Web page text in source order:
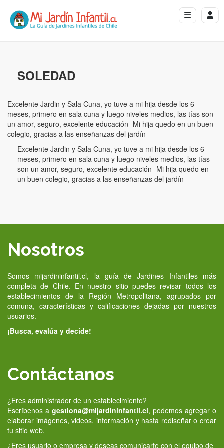
SOLEDAD
Excelente Jardin y Sala Cuna, yo tuve a mi hija desde los 6
meses, primero en sala cuna y luego niveles medios, las tías son
un amor, seguro, excelente educación- Mi hija quedo en un buen
colegio, gracias a las enseñanzas del jardín
Excelente Jardin y Sala Cuna, yo tuve a mi hija desde los 6
meses, primero en sala cuna y luego niveles medios, las tías
son un amor, seguro, excelente educación- Mi hija quedo en
un buen colegio, gracias a las enseñanzas del jardín
Nosotros
Somos mijardininfantil.cl, la guía de Jardines Infantiles más
completa de Chile. En nuestro sitio puedes revisar todos los
establecimientos de la Región Metropolitana, agrupados por
comuna, características y calificaciones dejadas por nuestros
usuarios.
¡Busca, evalúa y decide!
Contáctanos
¿Eres administrador de un establecimiento?
Escríbenos a gestiona@mijardininfantil.cl, podemos agregar o
elaborar imágenes, videos, información y hasta rediseñar o crear
tu sitio web.
¿Eres usuario o empresa y deseas comunicarte con el equipo de